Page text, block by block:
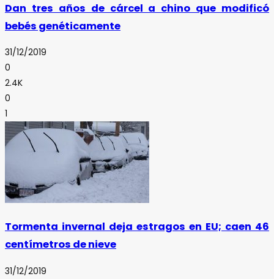
Dan tres años de cárcel a chino que modificó
bebés genéticamente
31/12/2019
0
2.4K
0
1
Tormenta invernal deja estragos en EU; caen 46
centímetros de nieve
31/12/2019